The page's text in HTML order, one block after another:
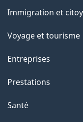
sujets
Immigration et
Voyage et tourisme
Entreprises
Prestations
Santé